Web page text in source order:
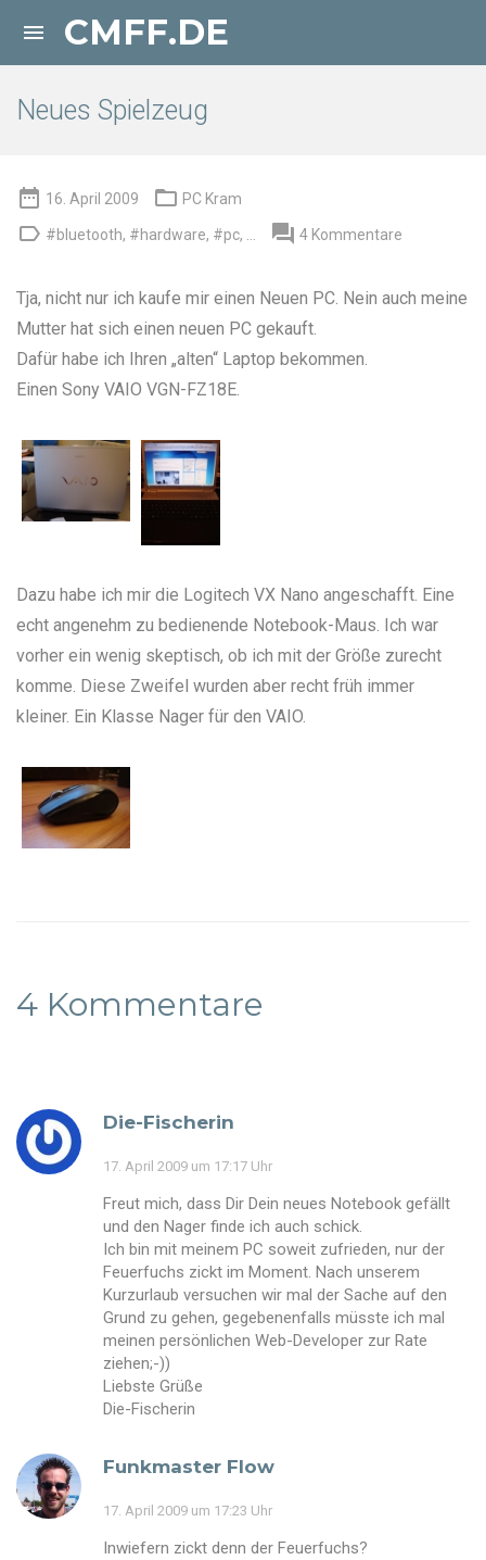
 CMFF.DE
Neues Spielzeug
 16. April 2009  PC Kram
 #bluetooth, #hardware, #pc, ...  4 Kommentare
Tja, nicht nur ich kaufe mir einen Neuen PC. Nein auch meine
Mutter hat sich einen neuen PC gekauft.
Dafür habe ich Ihren „alten“ Laptop bekommen.
Einen Sony VAIO VGN-FZ18E.
Dazu habe ich mir die Logitech VX Nano angeschafft. Eine
echt angenehm zu bedienende Notebook-Maus. Ich war
vorher ein wenig skeptisch, ob ich mit der Größe zurecht
komme. Diese Zweifel wurden aber recht früh immer
kleiner. Ein Klasse Nager für den VAIO.
4 Kommentare
Die-Fischerin
17. April 2009 um 17:17 Uhr
Freut mich, dass Dir Dein neues Notebook gefällt
und den Nager finde ich auch schick.
Ich bin mit meinem PC soweit zufrieden, nur der
Feuerfuchs zickt im Moment. Nach unserem
Kurzurlaub versuchen wir mal der Sache auf den
Grund zu gehen, gegebenenfalls müsste ich mal
meinen persönlichen Web-Developer zur Rate
ziehen;-))
Liebste Grüße
Die-Fischerin
Funkmaster Flow
17. April 2009 um 17:23 Uhr
Inwiefern zickt denn der Feuerfuchs?